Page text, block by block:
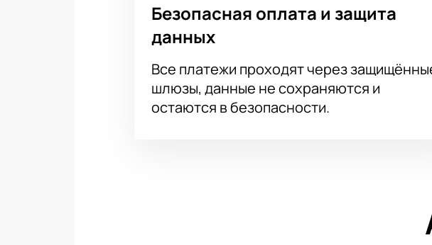
Безопасная оплата и защита
данных
Все платежи проходят через
шлюзы, данные не сохраняются и
остаются в безопасности.